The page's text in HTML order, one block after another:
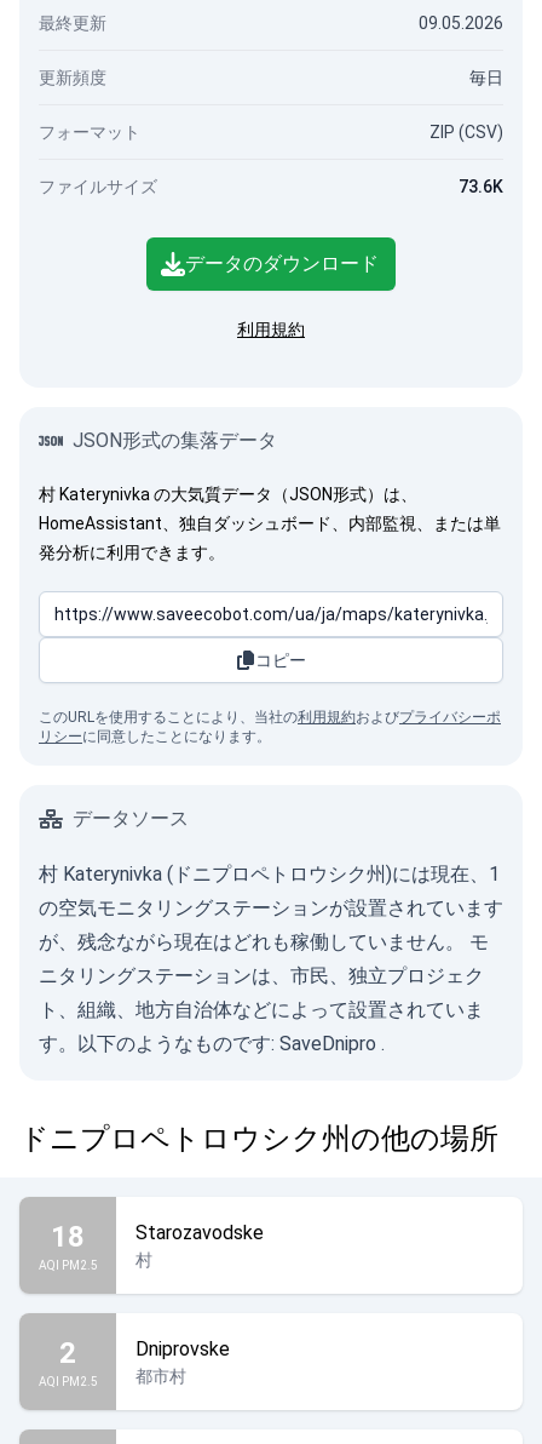
最終更新 09.05.2026
更新頻度 毎日
フォーマット ZIP (CSV)
ファイルサイズ 73.6K
データのダウンロード
利用規約
JSON形式の集落データ
村 Katerynivka の大気質データ（JSON形式）は、
HomeAssistant、独自ダッシュボード、内部監視、または単
発分析に利用できます。
コピー
このURLを使用することにより、当社の利用規約およびプライバシーポ
リシーに同意したことになります。
データソース
村 Katerynivka (ドニプロペトロウシク州)には現在、1
の空気モニタリングステーションが設置されています
が、残念ながら現在はどれも稼働していません。 モ
ニタリングステーションは、市民、独立プロジェク
ト、組織、地方自治体などによって設置されていま
す。以下のようなものです: SaveDnipro .
ドニプロペトロウシク州の他の場所
18
AQI PM2.5
Starozavodske
村
2
AQI PM2.5
Dniprovske
都市村